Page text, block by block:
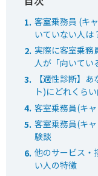
客室乗務員 (キ
いていない人は
実際に客室乗務
人が「向いてい
【適性診断】
ト)にどれくら
客室乗務員(キ
客室乗務員(キ
験談
他のサービス・
い人の特徴